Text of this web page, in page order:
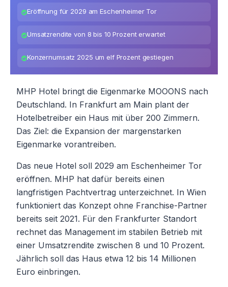
Eröffnung für 2029 am Eschenheimer Tor
Umsatzrendite von 8 bis 10 Prozent erwartet
Konzernumsatz 2025 um elf Prozent gestiegen
MHP Hotel bringt die Eigenmarke MOOONS nach
Deutschland. In Frankfurt am Main plant der
Hotelbetreiber ein Haus mit über 200 Zimmern.
Das Ziel: die Expansion der margenstarken
Eigenmarke vorantreiben.
Das neue Hotel soll 2029 am Eschenheimer Tor
eröffnen. MHP hat dafür bereits einen
langfristigen Pachtvertrag unterzeichnet. In Wien
funktioniert das Konzept ohne Franchise-Partner
bereits seit 2021. Für den Frankfurter Standort
rechnet das Management im stabilen Betrieb mit
einer Umsatzrendite zwischen 8 und 10 Prozent.
Jährlich soll das Haus etwa 12 bis 14 Millionen
Euro einbringen.